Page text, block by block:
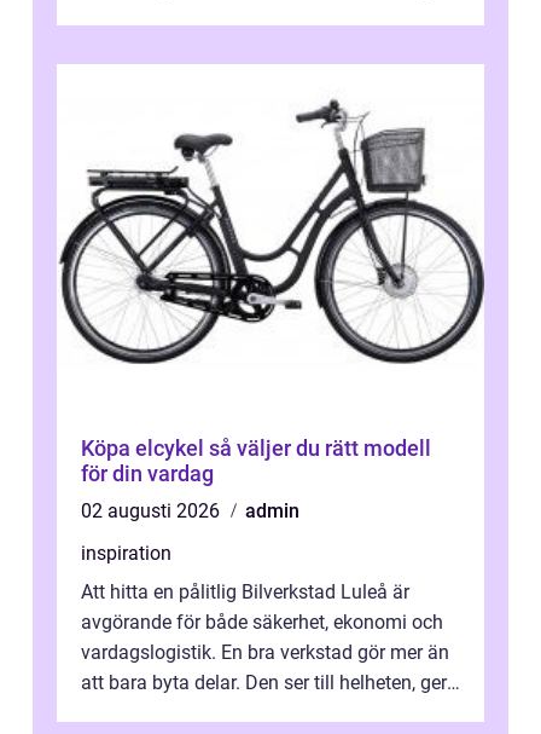
Köpa elcykel så väljer du rätt modell
för din vardag
02 augusti 2026
admin
inspiration
Att hitta en pålitlig Bilverkstad Luleå är
avgörande för både säkerhet, ekonomi och
vardagslogistik. En bra verkstad gör mer än
att bara byta delar. Den ser till helheten, ger